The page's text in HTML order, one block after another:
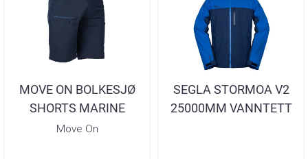
MOVE ON BOLKESJØ
SHORTS MARINE
HERRE
Move On
SEGLA STORMOA V2
25000MM VANNTETT